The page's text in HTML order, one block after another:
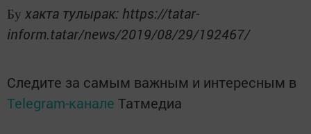
Бу хакта тулырак: https://tatar-
inform.tatar/news/2019/08/29/192467/
Следите за самым важным и интересным в
Telegram-канале Татмедиа